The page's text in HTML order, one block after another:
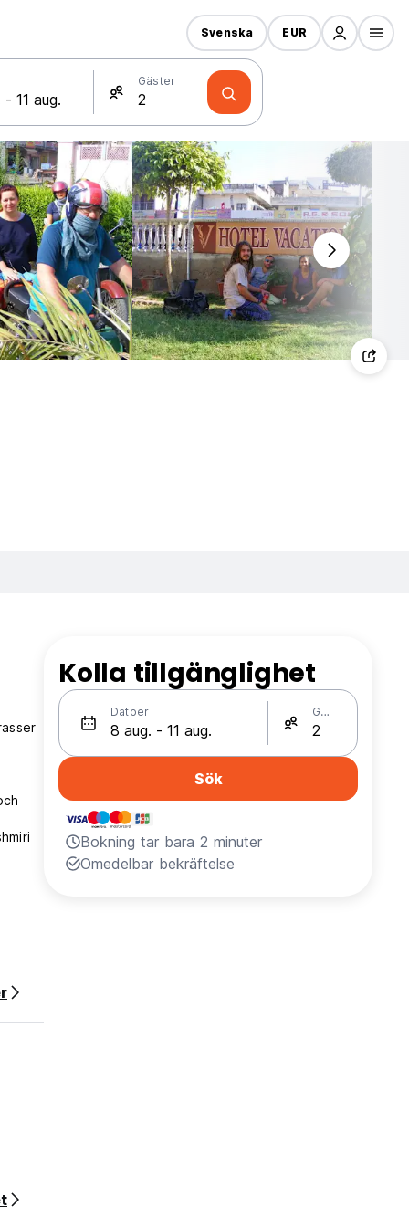
Gäster
Svenska EUR
Kolla tillgänglighet
Datoer Gäster
Sök
Bokning tar bara 2 minuter
Omedelbar bekräftelse